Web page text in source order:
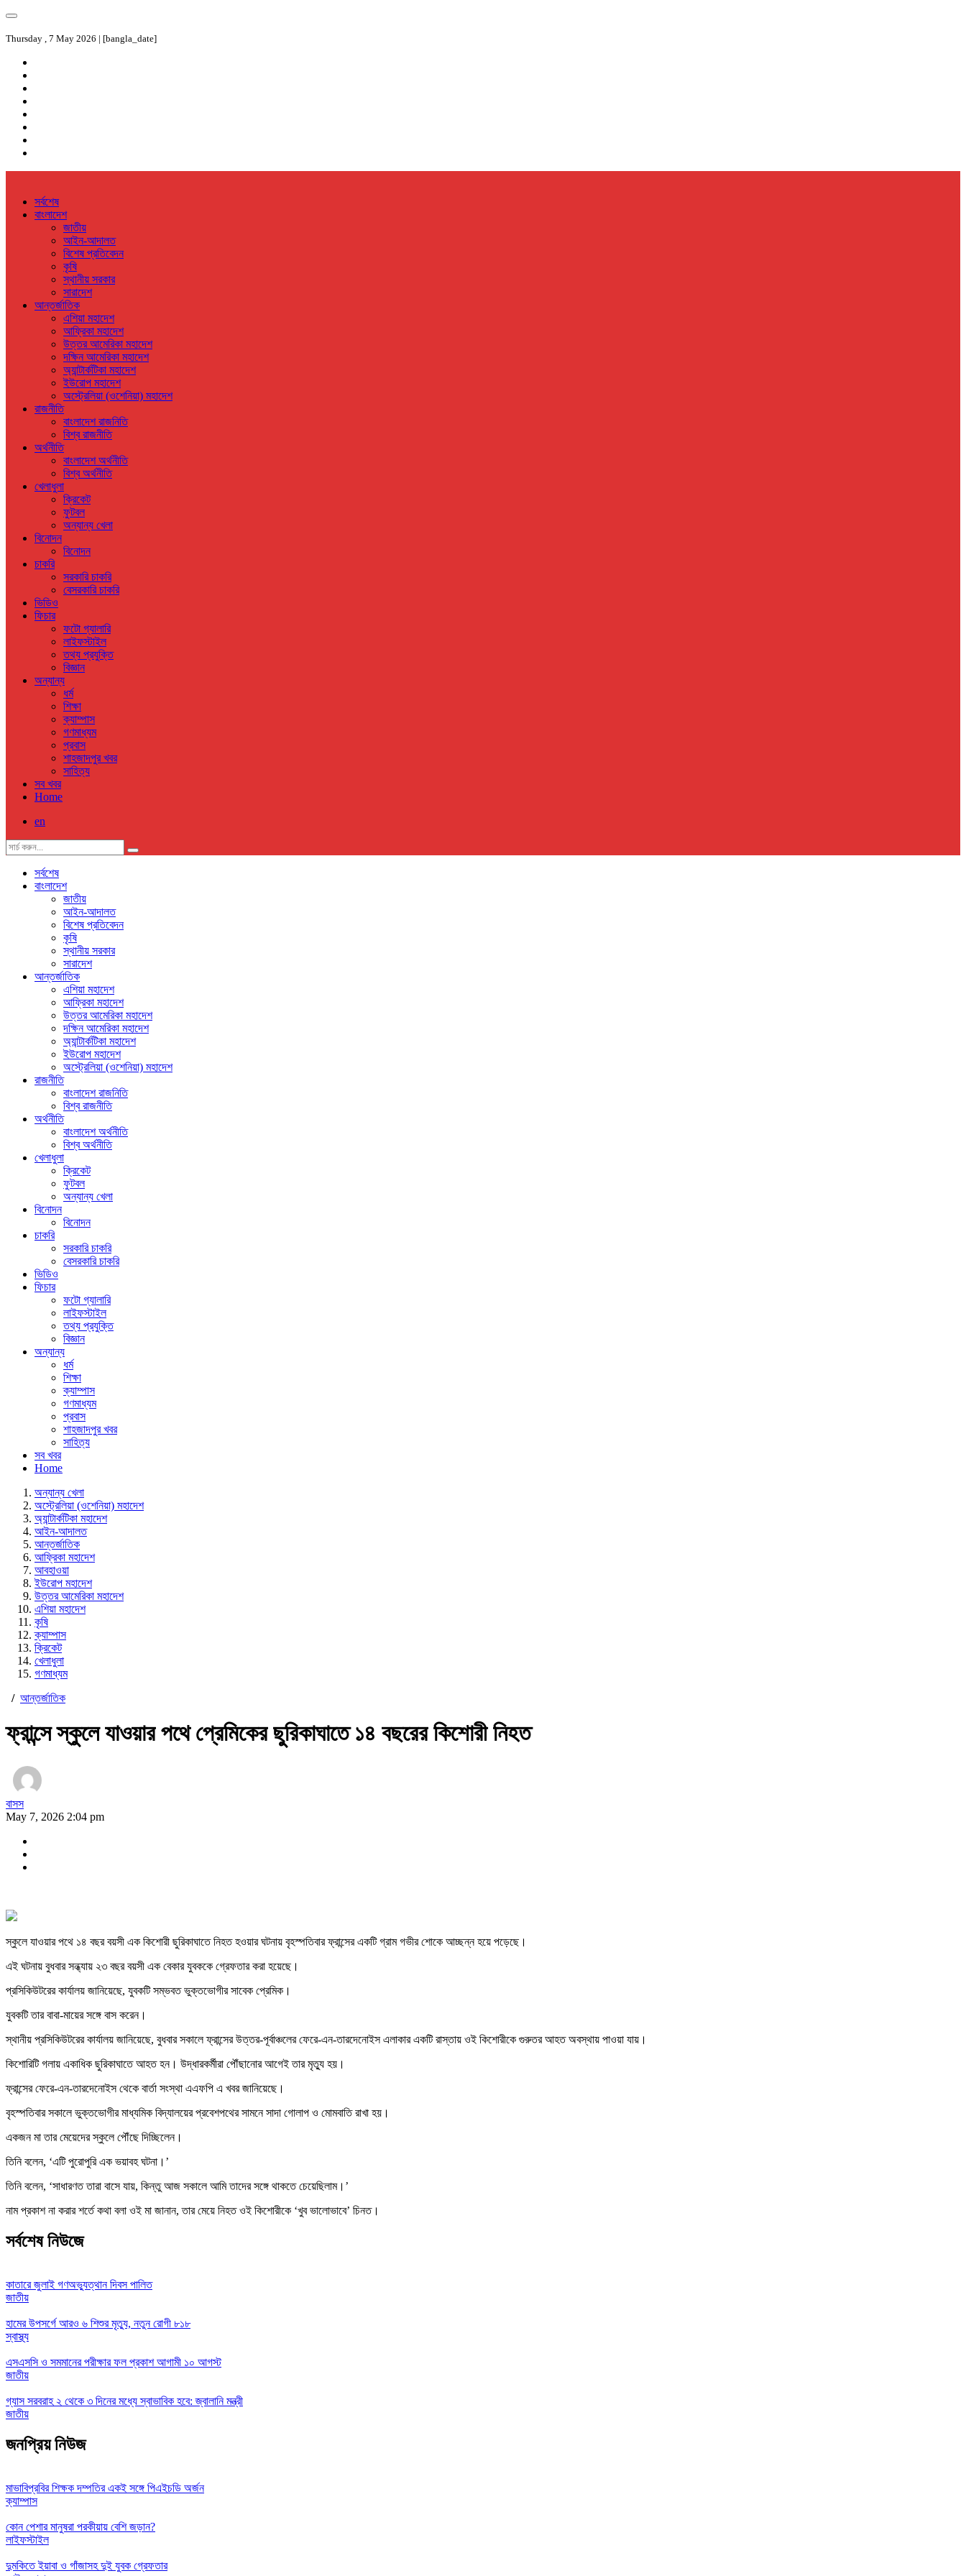
Thursday , 7 May 2026 | [bangla_date]
সর্বশেষ
বাংলাদেশ
জাতীয়
আইন-আদালত
বিশেষ প্রতিবেদন
কৃষি
স্থানীয় সরকার
সারাদেশ
আন্তর্জাতিক
এশিয়া মহাদেশ
আফ্রিকা মহাদেশ
উত্তর আমেরিকা মহাদেশ
দক্ষিন আমেরিকা মহাদেশ
অ্যান্টার্কটিকা মহাদেশ
ইউরোপ মহাদেশ
অস্ট্রেলিয়া (ওশেনিয়া) মহাদেশ
রাজনীতি
বাংলাদেশ রাজনিতি
বিশ্ব রাজনীতি
অর্থনীতি
বাংলাদেশ অর্থনীতি
বিশ্ব অর্থনীতি
খেলাধুলা
ক্রিকেট
ফুটবল
অন্যান্য খেলা
বিনোদন
বিনোদন
চাকরি
সরকারি চাকরি
বেসরকারি চাকরি
ভিডিও
ফিচার
ফটো গ্যালারি
লাইফস্টাইল
তথ্য প্রযুক্তি
বিজ্ঞান
অন্যান্য
ধর্ম
শিক্ষা
ক্যাম্পাস
গণমাধ্যম
প্রবাস
শাহজাদপুর খবর
সাহিত্য
সব খবর
Home
en
সর্বশেষ
বাংলাদেশ
জাতীয়
আইন-আদালত
বিশেষ প্রতিবেদন
কৃষি
স্থানীয় সরকার
সারাদেশ
আন্তর্জাতিক
এশিয়া মহাদেশ
আফ্রিকা মহাদেশ
উত্তর আমেরিকা মহাদেশ
দক্ষিন আমেরিকা মহাদেশ
অ্যান্টার্কটিকা মহাদেশ
ইউরোপ মহাদেশ
অস্ট্রেলিয়া (ওশেনিয়া) মহাদেশ
রাজনীতি
বাংলাদেশ রাজনিতি
বিশ্ব রাজনীতি
অর্থনীতি
বাংলাদেশ অর্থনীতি
বিশ্ব অর্থনীতি
খেলাধুলা
ক্রিকেট
ফুটবল
অন্যান্য খেলা
বিনোদন
বিনোদন
চাকরি
সরকারি চাকরি
বেসরকারি চাকরি
ভিডিও
ফিচার
ফটো গ্যালারি
লাইফস্টাইল
তথ্য প্রযুক্তি
বিজ্ঞান
অন্যান্য
ধর্ম
শিক্ষা
ক্যাম্পাস
গণমাধ্যম
প্রবাস
শাহজাদপুর খবর
সাহিত্য
সব খবর
Home
অন্যান্য খেলা
অস্ট্রেলিয়া (ওশেনিয়া) মহাদেশ
অ্যান্টার্কটিকা মহাদেশ
আইন-আদালত
আন্তর্জাতিক
আফ্রিকা মহাদেশ
আবহাওয়া
ইউরোপ মহাদেশ
উত্তর আমেরিকা মহাদেশ
এশিয়া মহাদেশ
কৃষি
ক্যাম্পাস
ক্রিকেট
খেলাধুলা
গণমাধ্যম
/ আন্তর্জাতিক
ফ্রান্সে স্কুলে যাওয়ার পথে প্রেমিকের ছুরিকাঘাতে ১৪ বছরের কিশোরী নিহত
বাসস
May 7, 2026 2:04 pm
স্কুলে যাওয়ার পথে ১৪ বছর বয়সী এক কিশোরী ছুরিকাঘাতে নিহত হওয়ার ঘটনায় বৃহস্পতিবার ফ্রান্সের একটি গ্রাম গভীর শোকে আচ্ছন্ন হয়ে পড়েছে।
এই ঘটনায় বুধবার সন্ধ্যায় ২৩ বছর বয়সী এক বেকার যুবককে গ্রেফতার করা হয়েছে।
প্রসিকিউটরের কার্যালয় জানিয়েছে, যুবকটি সম্ভবত ভুক্তভোগীর সাবেক প্রেমিক।
যুবকটি তার বাবা-মায়ের সঙ্গে বাস করেন।
স্থানীয় প্রসিকিউটরের কার্যালয় জানিয়েছে, বুধবার সকালে ফ্রান্সের উত্তর-পূর্বাঞ্চলের ফেরে-এন-তারদেনোইস এলাকার একটি রাস্তায় ওই কিশোরীকে গুরুতর আহত অবস্থায় পাওয়া যায়।
কিশোরিটি গলায় একাধিক ছুরিকাঘাতে আহত হন। উদ্ধারকর্মীরা পৌঁছানোর আগেই তার মৃত্যু হয়।
ফ্রান্সের ফেরে-এন-তারদেনোইস থেকে বার্তা সংস্থা এএফপি এ খবর জানিয়েছে।
বৃহস্পতিবার সকালে ভুক্তভোগীর মাধ্যমিক বিদ্যালয়ের প্রবেশপথের সামনে সাদা গোলাপ ও মোমবাতি রাখা হয়।
একজন মা তার মেয়েদের স্কুলে পৌঁছে দিচ্ছিলেন।
তিনি বলেন, ‘এটি পুরোপুরি এক ভয়াবহ ঘটনা।’
তিনি বলেন, ‘সাধারণত তারা বাসে যায়, কিন্তু আজ সকালে আমি তাদের সঙ্গে থাকতে চেয়েছিলাম।’
নাম প্রকাশ না করার শর্তে কথা বলা ওই মা জানান, তার মেয়ে নিহত ওই কিশোরীকে ‘খুব ভালোভাবে’ চিনত।
সর্বশেষ নিউজে
কাতারে জুলাই গণঅভ্যুত্থান দিবস পালিত
জাতীয়
হামের উপসর্গে আরও ৬ শিশুর মৃত্যু, নতুন রোগী ৮১৮
স্বাস্থ্য
এসএসসি ও সমমানের পরীক্ষার ফল প্রকাশ আগামী ১০ আগস্ট
জাতীয়
গ্যাস সরবরাহ ২ থেকে ৩ দিনের মধ্যে স্বাভাবিক হবে: জ্বালানি মন্ত্রী
জাতীয়
জনপ্রিয় নিউজ
মাভাবিপ্রবির শিক্ষক দম্পতির একই সঙ্গে পিএইচডি অর্জন
ক্যাম্পাস
কোন পেশার মানুষরা পরকীয়ায় বেশি জড়ান?
লাইফস্টাইল
দুমকিতে ইয়াবা ও গাঁজাসহ দুই যুবক গ্রেফতার